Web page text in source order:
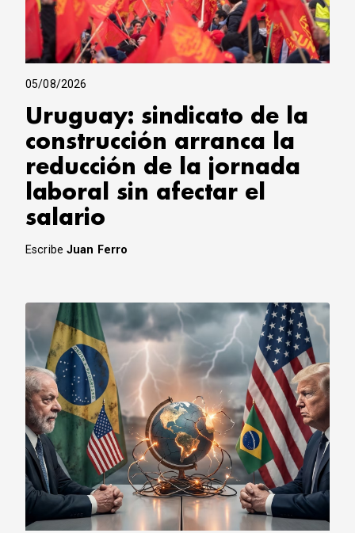
05/08/2026
Uruguay: sindicato de la
construcción arranca la
reducción de la jornada
laboral sin afectar el
salario
EscribeJuan Ferro